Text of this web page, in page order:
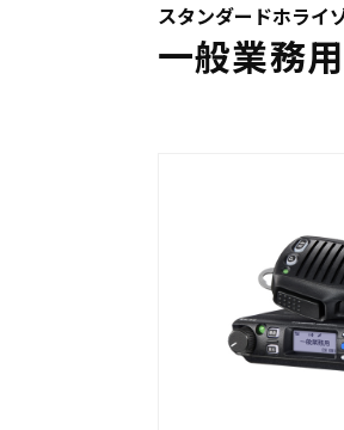
受信
アマ
オーダ
オー
スタンダードホライ
一般業務